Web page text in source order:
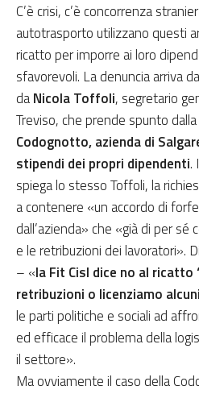
C’è crisi, c’è concorrenza
autotrasporto utilizzano questi
ricatto per imporre ai loro
sfavorevoli. La denuncia arriva
daNicola Toffoli, segretario
Treviso, che prende spunto dalla
Codognotto, azienda di
stipendi dei propri dipendenti.
spiega lo stesso Toffoli, la
a contenere «un accordo di
dall’azienda» che «già di per
e le retribuzioni dei lavoratori».
– «la Fit Cisl dice no al ricatto
retribuzioni o licenziamo
le parti politiche e sociali ad
ed efficace il problema della
il settore».
Ma ovviamente il caso della